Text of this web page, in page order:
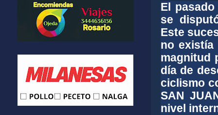
El
se
Este
no existía
magnitud
día de
ciclismo
SAN
nivel